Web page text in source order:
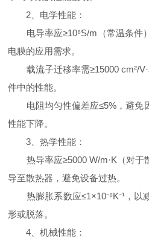
2、电学性能：
电导率应≥10⁶S/m（常温条件
电膜的应用需求。
载流子迁移率需≥15000 cm²/
件中的性能。
电阻均匀性偏差应≤5%，避免
性能下降。
3、热学性能：
热导率应≥5000 W/m·K（对于
导至散热器，避免设备过热。
热膨胀系数应≤1×10⁻⁶K⁻¹，以
形或脱落。
4、机械性能：